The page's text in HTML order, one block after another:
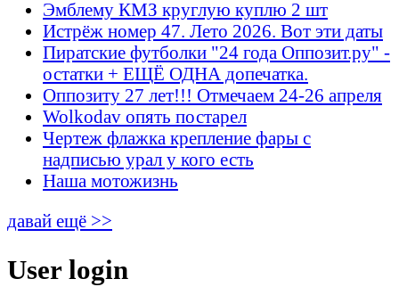
Эмблему КМЗ круглую куплю 2 шт
Истрёж номер 47. Лето 2026. Вот эти даты
Пиратские футболки "24 года Оппозит.ру" -
остатки + ЕЩЁ ОДНА допечатка.
Оппозиту 27 лет!!! Отмечаем 24-26 апреля
Wolkodav опять постарел
Чертеж флажка крепление фары с
надписью урал у кого есть
Наша мотожизнь
давай ещё >>
User login